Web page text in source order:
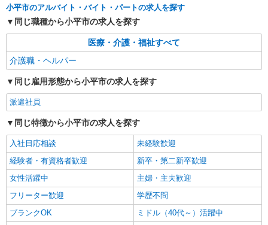
小平市のアルバイト・バイト・パートの求人を探す
同じ職種から小平市の求人を探す
医療・介護・福祉すべて
介護職・ヘルパー
同じ雇用形態から小平市の求人を探す
派遣社員
同じ特徴から小平市の求人を探す
入社日応相談
未経験歓迎
経験者・有資格者歓迎
新卒・第二新卒歓迎
女性活躍中
主婦・主夫歓迎
フリーター歓迎
学歴不問
ブランクOK
ミドル（40代～）活躍中